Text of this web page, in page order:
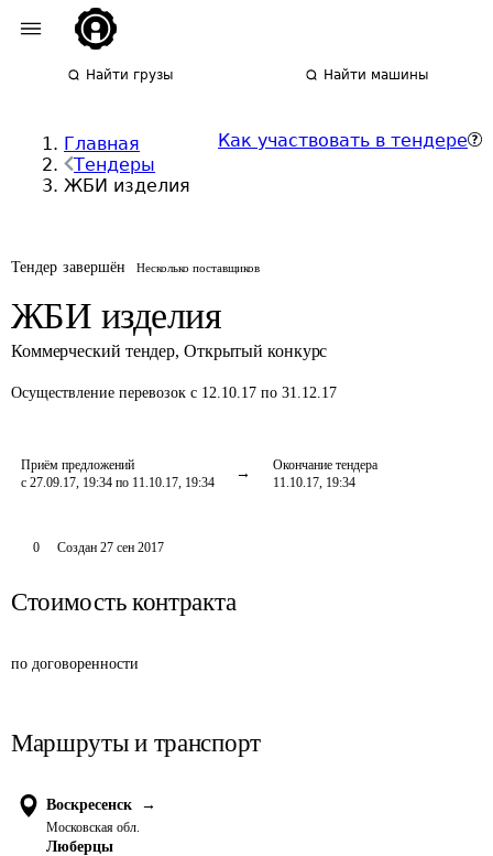
Найти грузы Найти машины
Главная
Тендеры
ЖБИ изделия
Как участвовать в тендере
Тендер завершён Несколько поставщиков
ЖБИ изделия
Коммерческий тендер, Открытый конкурс
Осуществление перевозок с 12.10.17 по 31.12.17
Приём предложений
с 27.09.17, 19:34 по 11.10.17, 19:34
Окончание тендера
11.10.17, 19:34
0 Создан 27 сен 2017
Стоимость контракта
по договоренности
Маршруты и транспорт
Воскресенск →
Московская обл.
Люберцы